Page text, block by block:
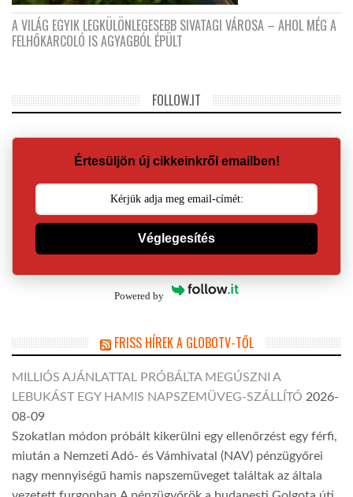
A VILÁG EGYIK LEGKÜLÖNLEGESEBB SIVATAGI VÁROSA – AHOL MÉG A
FELHŐKARCOLÓ IS AGYAGBÓL ÉPÜLT
FOLLOW.IT
Értesüljön új cikkeinkről emailben!
Véglegesítés
Powered by
FRISS HÍREK A GLOBOTV-TŐL
MILLIÓS AJÁNLATTAL PRÓBÁLTA MEGÚSZNI A
LEBUKÁST EGY HAMIS NAPSZEMÜVEG-SZÁLLÍTÓ 2026-
08-09
Szokatlan módon próbált kikerülni egy ellenőrzést egy férfi,
miután a Nemzeti Adó- és Vámhivatal (NAV) pénzügyőrei
nagy mennyiségű hamis napszemüveget találtak az általa